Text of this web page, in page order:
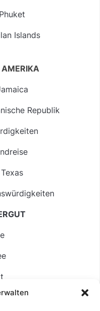
Islands
AMERIKA
Republik